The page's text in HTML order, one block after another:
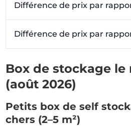
Différence de prix par
Différence de prix par
Box de stockage le
(août 2026)
Petits box de self
chers (2–5 m²)